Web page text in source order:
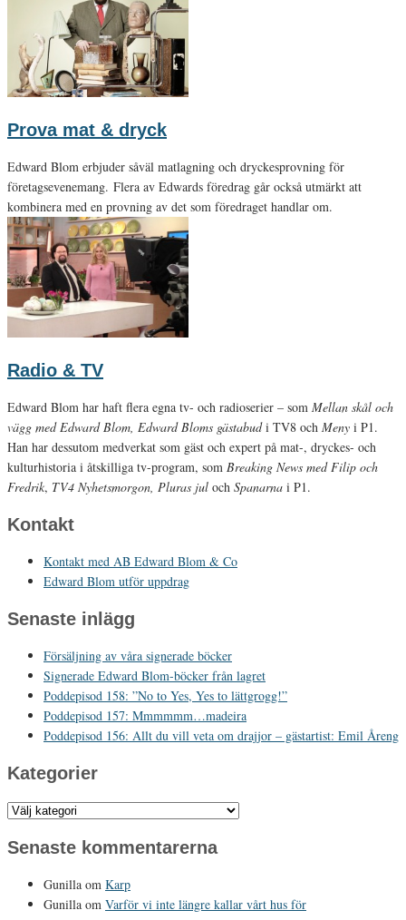
Prova mat & dryck
Edward Blom erbjuder såväl matlagning och dryckesprovning för
företagsevenemang. Flera av Edwards föredrag går också utmärkt att
kombinera med en provning av det som föredraget handlar om.
Radio & TV
Edward Blom har haft flera egna tv- och radioserier – som Mellan skål och
vägg med Edward Blom, Edward Bloms gästabudi TV8 och Meny i P1.
Han har dessutom medverkat som gäst och expert på mat-, dryckes- och
kulturhistoria i åtskilliga tv-program, som Breaking News med Filip och
Fredrik, TV4 Nyhetsmorgon, Pluras jul och Spanarna i P1.
Kontakt
Kontakt med AB Edward Blom & Co
Edward Blom utför uppdrag
Senaste inlägg
Försäljning av våra signerade böcker
Signerade Edward Blom-böcker från lagret
Poddepisod 158: ”No to Yes, Yes to lättgrogg!”
Poddepisod 157: Mmmmmm…madeira
Poddepisod 156: Allt du vill veta om drajjor – gästartist: Emil Åreng
Kategorier
Kategorier
Senaste kommentarerna
Gunilla om Karp
Gunilla om Varför vi inte längre kallar vårt hus för